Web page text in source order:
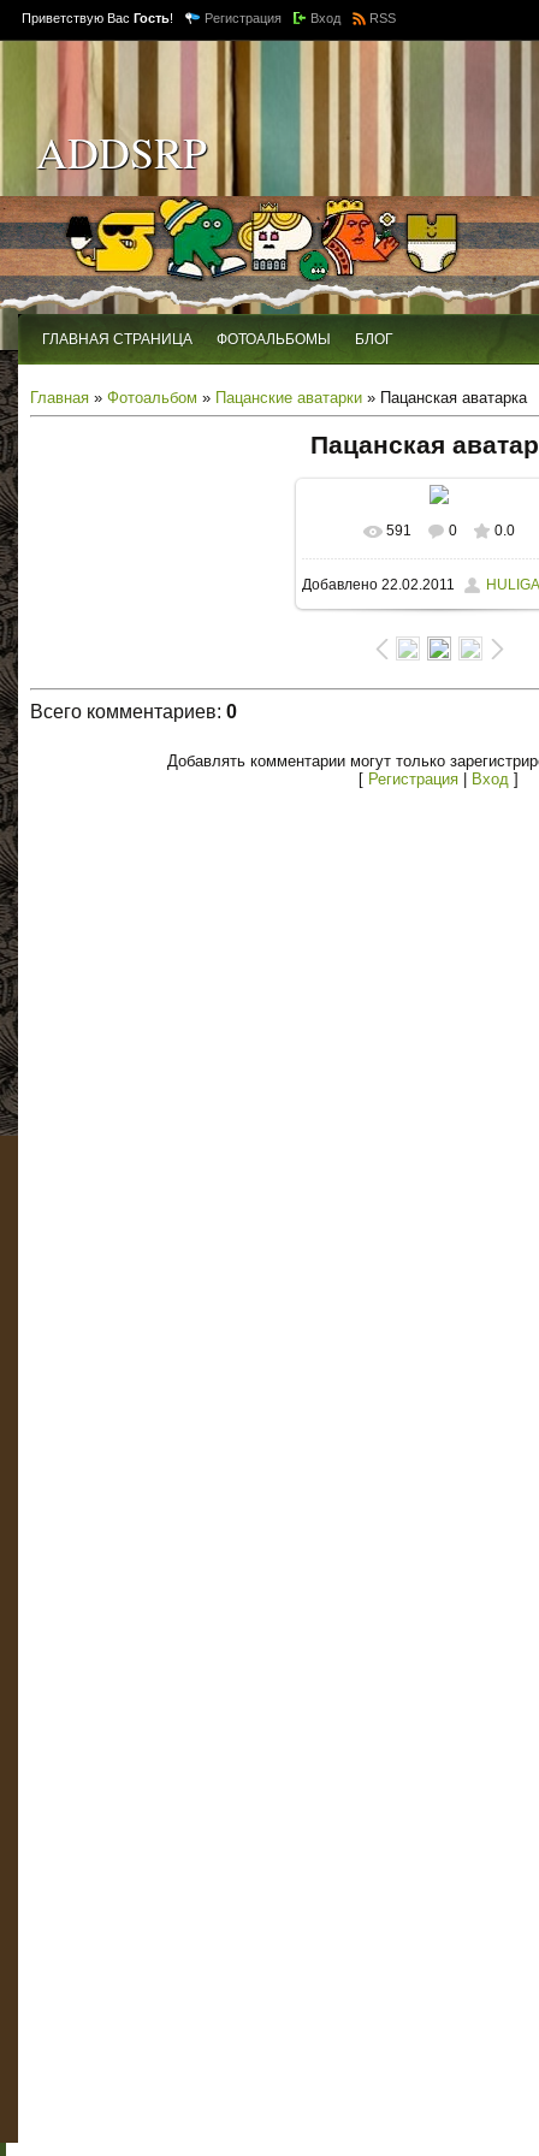
Приветствую Вас Гость! Регистрация Вход RSS
ADDSRP
ГЛАВНАЯ СТРАНИЦА ФОТОАЛЬБОМЫ БЛОГ
Главная » Фотоальбом » Пацанские аватарки » Пацанская аватарка
Пацанская
591 0 0.0
Добавлено 22.02.2011
Всего комментариев: 0
Добавлять комментарии могут только
[ Регистрация Вход ]